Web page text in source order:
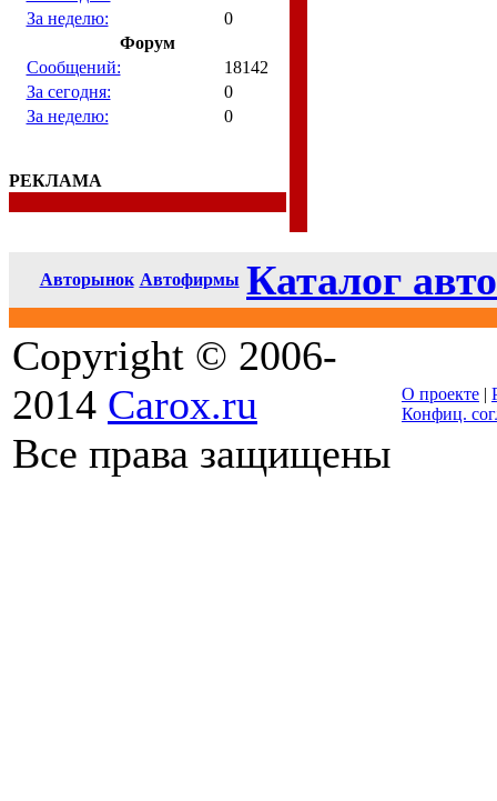
За неделю:
0
Форум
Сообщений:
18142
За сегодня:
0
За неделю:
0
РЕКЛАМА
Авторынок Автофирмы Каталог
Copyright © 2006-
2014 Carox.ru
Все права защищены
О проекте |
Конфиц.